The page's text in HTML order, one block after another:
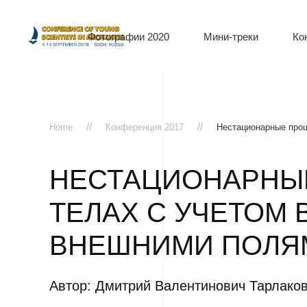
Фотографии 2020 Мини-треки
Home Конференция 2017 Нестационарные
ТЕЛАХ С УЧЕТОМ
ВНЕШНИМИ
Автор: Дмитрий Валентинович